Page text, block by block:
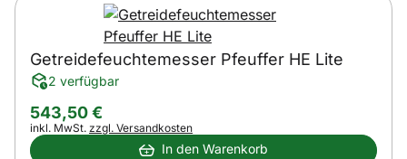
Getreidefeuchtemesser Pfeuffer HE Lite
2 verfügbar
543,50€
Steuerhinweis:
inkl. MwSt. zzgl. Versandkosten
In den Warenkorb